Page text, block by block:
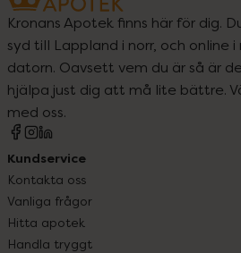
Kronans Apotek finns här för dig.
syd till Lappland i norr, och online
datorn. Oavsett vem du är så är
hjälpa just dig att må lite bättre.
med oss.
Kundservice
Kontakta oss
Vanliga frågor
Hitta apotek
Handla tryggt